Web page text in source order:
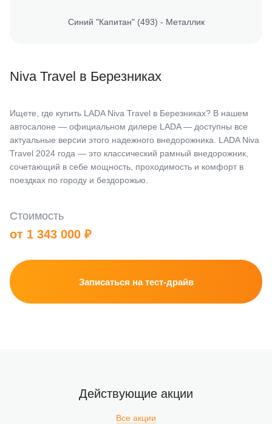
Синий "Капитан" (493) - Металлик
Niva Travel в Березниках
Ищете, где купить LADA Niva Travel в Березниках? В нашем
автосалоне — официальном дилере LADA — доступны все
актуальные версии этого надежного внедорожника. LADA Niva
Travel 2024 года — это классический рамный внедорожник,
сочетающий в себе мощность, проходимость и комфорт в
поездках по городу и бездорожью.
Стоимость
от 1 343 000 ₽
Записаться на тест-драйв
Действующие акции
Все акции